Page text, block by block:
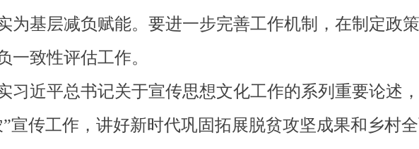
为基层减负赋能。要进一步完善工作机制，在制定政
一致性评估工作。
近平总书记关于宣传思想文化工作的系列重要论述
宣传工作，讲好新时代巩固拓展脱贫攻坚成果和乡村